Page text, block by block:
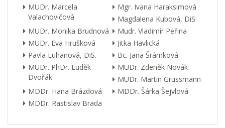
MUDr. Marcela
Valachovičová
Mgr. Ivana Haraksimová
Magdalena Kubová, DiS.
MUDr. Monika Brudnová
Mudr. Vladimír Peřina
MUDr. Eva Hrušková
Jitka Havlická
Pavla Luhanová, DiS.
Bc. Jana Šrámková
MUDr. PhDr. Luděk
Dvořák
MUDr. Zdeněk Novák
MUDr. Martin Grussmann
MDDr. Hana Brázdová
MDDr. Šárka Šejvlová
MDDr. Rastislav Brada